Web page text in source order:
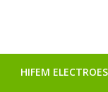
HIFEM